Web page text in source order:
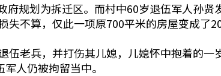
规划为拆迁区。而村中60岁退伍军人孙
失不算，仅此一项原700平米的房屋变成了
伍老兵，并打伤其儿媳，儿媳怀中抱着的
人仍被拘留当中。